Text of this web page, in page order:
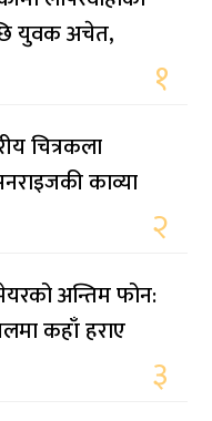
युवक अचेत,
१
चित्रकला
काव्या
२
अन्तिम फोन:
कहाँ हराए
३